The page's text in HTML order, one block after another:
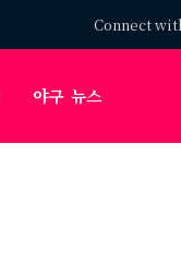
Connect
야구 뉴스